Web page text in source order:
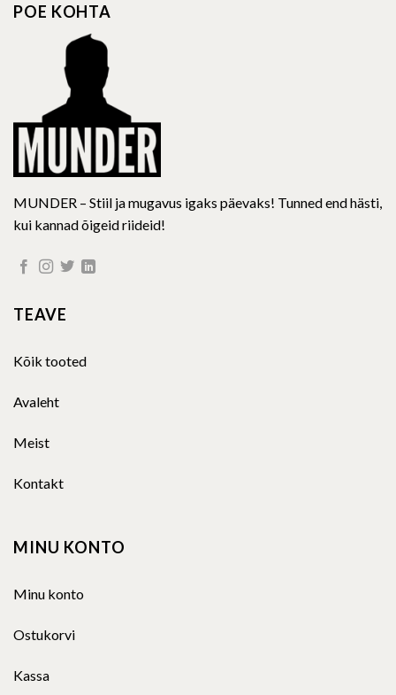
POE KOHTA
MUNDER – Stiil ja mugavus igaks päevaks! Tunned end hästi,
kui kannad õigeid riideid!
TEAVE
Kõik tooted
Avaleht
Meist
Kontakt
MINU KONTO
Minu konto
Ostukorvi
Kassa